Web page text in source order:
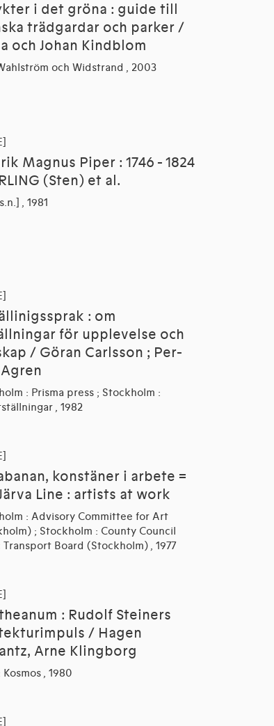
i det gröna : guide till
trädgardar och parker /
och Johan Kindblom
och Widstrand , 2003
Magnus Piper : 1746 - 1824
(Sten) et al.
, 1981
: om
för upplevelse och
/ Göran Carlsson ; Per-
: Prisma press ; Stockholm :
, 1982
konstäner i arbete =
Line : artists at work
: Advisory Committee for Art
; Stockholm : County Council
Transport Board (Stockholm) , 1977
: Rudolf Steiners
/ Hagen
Arne Klingborg
Kosmos , 1980